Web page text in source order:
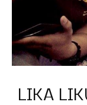
LIKA